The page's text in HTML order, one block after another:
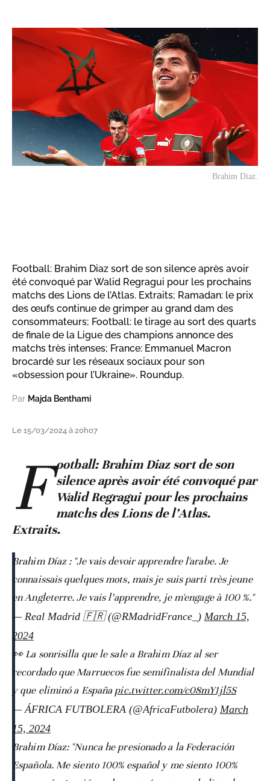
Brahim Diaz.
Football: Brahim Diaz sort de son silence après avoir
été convoqué par Walid Regragui pour les prochains
matchs des Lions de l’Atlas. Extraits; Ramadan: le prix
des œufs continue de grimper au grand dam des
consommateurs; Football: le tirage au sort des quarts
de finale de la Ligue des champions annonce des
matchs très intenses; France: Emmanuel Macron
brocardé sur les réseaux sociaux pour son
«obsession pour l’Ukraine». Roundup.
Par Majda Benthami
Le 15/03/2024 à 20h07
F ootball: Brahim Diaz sort de son
silence après avoir été convoqué par
Walid Regragui pour les prochains
matchs des Lions de l’Atlas.
Extraits.
Brahim Díaz : "Je vais devoir apprendre l'arabe. Je
connaissais quelques mots, mais je suis parti très jeune
en Angleterre. Je vais l’apprendre, je m'engage à 100 %."
— Real Madrid 🇫🇷 (@RMadridFrance_) March 15,
2024
👀 La sonrisilla que le sale a Brahim Díaz al ser
recordado que Marruecos fue semifinalista del Mundial
y que eliminó a Españapic.twitter.com/c08mY1jl5S
— ÁFRICA FUTBOLERA (@AfricaFutbolera) March
15, 2024
Brahim Díaz: "Nunca he presionado a la Federación
Española. Me siento 100% español y me siento 100%